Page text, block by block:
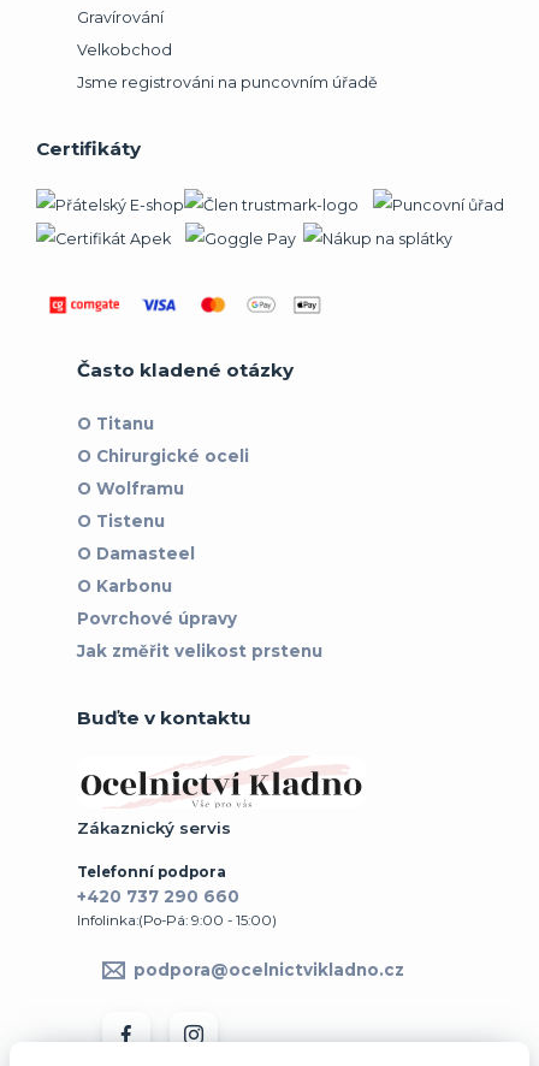
Gravírování
Velkobchod
Jsme registrováni na puncovním úřadě
Certifikáty
Často kladené otázky
O Titanu
O Chirurgické oceli
O Wolframu
O Tistenu
O Damasteel
O Karbonu
Povrchové úpravy
Jak změřit velikost prstenu
Buďte v kontaktu
Zákaznický servis
Telefonní podpora
+420 737 290 660
Infolinka:(Po-Pá: 9:00 - 15:00)
podpora@ocelnictvikladno.cz